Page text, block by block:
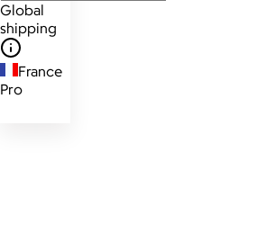
Global
shipping
France
Pro